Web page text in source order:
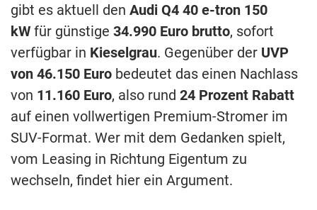
gibt es aktuell den Audi Q4 40 e-tron 150
kW für günstige 34.990 Euro brutto, sofort
verfügbar in Kieselgrau. Gegenüber der UVP
von 46.150 Euro bedeutet das einen Nachlass
von 11.160 Euro, also rund 24 Prozent Rabatt
auf einen vollwertigen Premium-Stromer im
SUV-Format. Wer mit dem Gedanken spielt,
vom Leasing in Richtung Eigentum zu
wechseln, findet hier ein Argument.